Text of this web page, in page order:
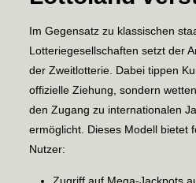
Im Gegensatz zu klassischen
Lotteriegesellschaften setzt der
der Zweitlotterie. Dabei tippen
offizielle Ziehung, sondern
den Zugang zu internationalen
ermöglicht. Dieses Modell bietet
Nutzer: